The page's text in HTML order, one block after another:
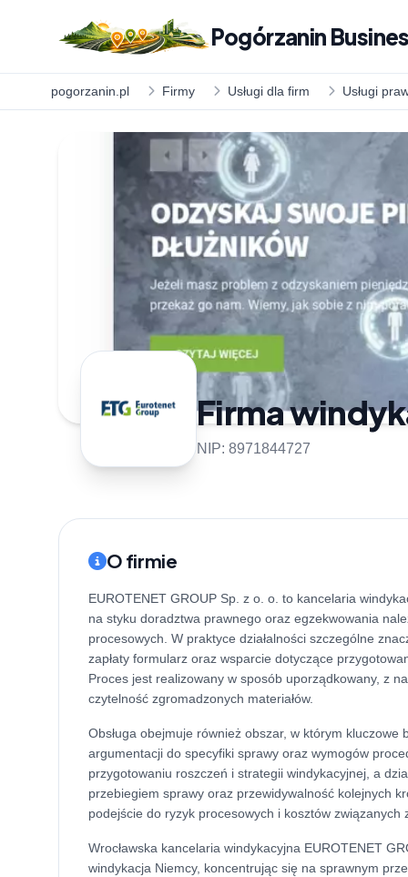
Pogórzanin
pogorzanin.pl Firmy Usługi dla firm Usługi
Firma
NIP: 8971844727
O firmie
EUROTENET GROUP Sp. z o. o. to kancelaria
na styku doradztwa prawnego oraz egzekwowania
procesowych. W praktyce działalności szczególne
zapłaty formularz oraz wsparcie dotyczące
Proces jest realizowany w sposób uporządkowany, z
czytelność zgromadzonych materiałów.
Obsługa obejmuje również obszar, w którym
argumentacji do specyfiki sprawy oraz wymogów
przygotowaniu roszczeń i strategii windykacyjnej, a
przebiegiem sprawy oraz przewidywalność kolejnych
podejście do ryzyk procesowych i kosztów
Wrocławska kancelaria windykacyjna EUROTENET
windykacja Niemcy, koncentrując się na sprawnym